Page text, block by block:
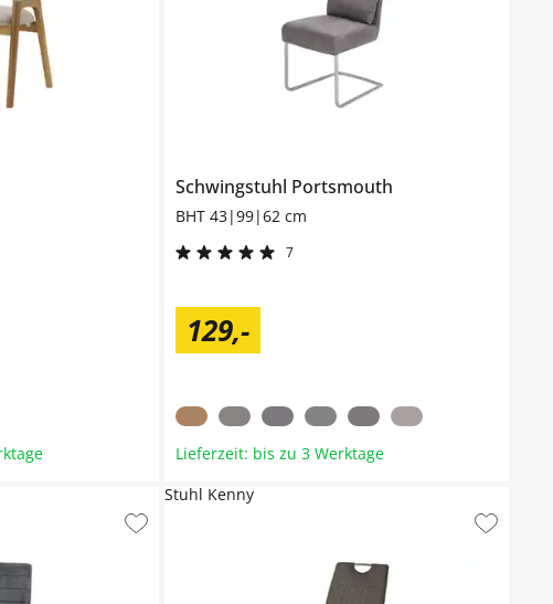
Schwingstuhl Portsmouth
BHT 43|99|62 cm
7
129,-
Lieferzeit: bis zu 3 Werktage
Stuhl Kenny